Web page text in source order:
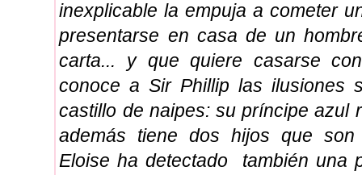
inexplicable la empuja a cometer
presentarse en casa de un
carta... y que quiere casarse
conoce a Sir Phillip las ilusiones
castillo de naipes: su príncipe azul
además tiene dos hijos que son
Eloise ha detectado también una